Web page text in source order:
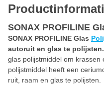
SONAX PROFILINE
SONAX PROFILINE Glas
autoruit en glas te polijsten.
glas polijstmiddel om
polijstmiddel heeft een
ruit, raam en glas te polijsten.